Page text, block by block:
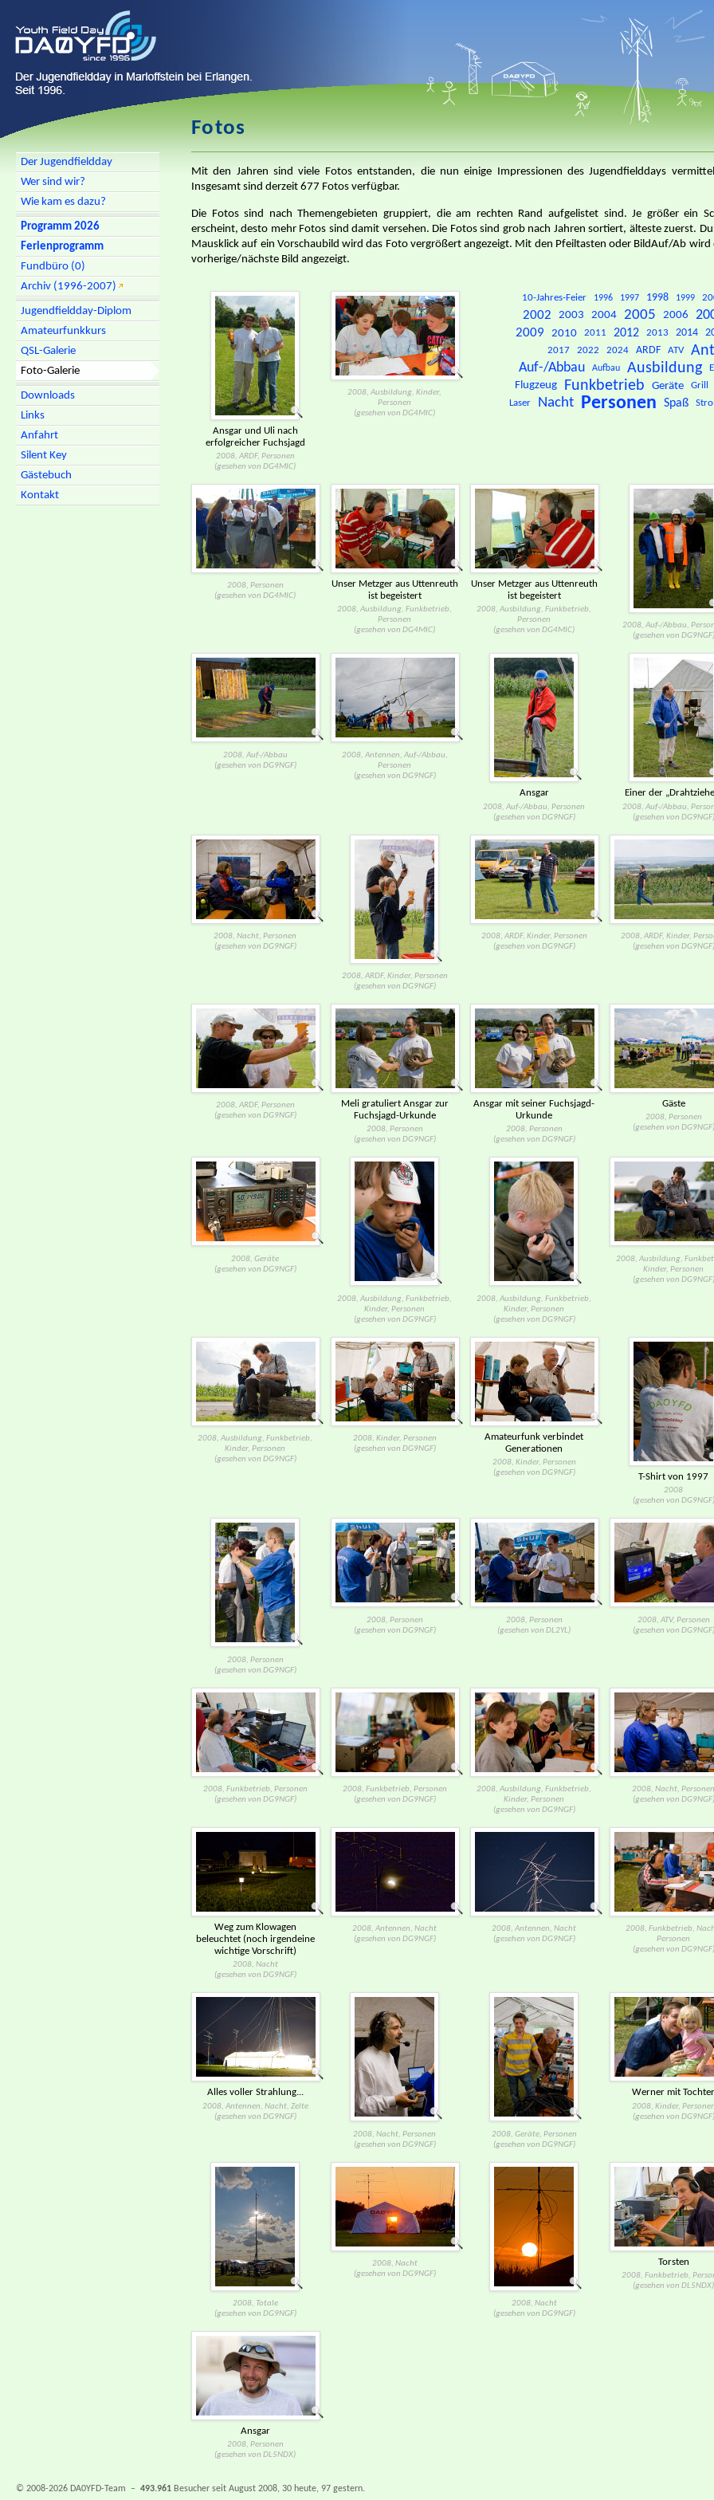
Der Jugendfieldday
Wer sind wir?
Wie kam es dazu?
Programm 2026
Ferienprogramm
Fundbüro (0)
Archiv (1996-2007)
Jugendfieldday-Diplom
Amateurfunkkurs
QSL-Galerie
Foto-Galerie
Downloads
Links
Anfahrt
Silent Key
Gästebuch
Kontakt
Fotos
Mit den Jahren sind viele Fotos entstanden, die nun einige Impressionen des Jugendfielddays
Insgesamt sind derzeit 677 Fotos verfügbar.
Die Fotos sind nach Themengebieten gruppiert, die am rechten Rand aufgelistet sind. Je größer ein
erscheint, desto mehr Fotos sind damit versehen. Die Fotos sind grob nach Jahren sortiert, älteste zuerst.
Mausklick auf ein Vorschaubild wird das Foto vergrößert angezeigt. Mit den Pfeiltasten oder BildAuf/Ab wird
vorherige/nächste Bild angezeigt.
10-Jahres-Feier 1996 1997 1998 1999
2002 2003 2004 2005 2006
2009 2010 2011 2012 2013 2014
2017 2022 2024 ARDF ATV
Auf-/Abbau Aufbau Ausbildung
Flugzeug Funkbetrieb Geräte Grill
Laser Nacht Personen Spaß
Ansgar und Uli nach
erfolgreicher Fuchsjagd
2008, ARDF, Personen
(gesehen von DG4MIC)
2008, Ausbildung, Kinder,
Personen
(gesehen von DG4MIC)
2008, Personen
(gesehen von DG4MIC)
Unser Metzger aus Uttenreuth
ist begeistert
2008, Ausbildung, Funkbetrieb,
Personen
(gesehen von DG4MIC)
Unser Metzger aus Uttenreuth
ist begeistert
2008, Ausbildung, Funkbetrieb,
Personen
(gesehen von DG4MIC)
2008, Auf-/​Abbau,
(gesehen von DG9NGF)
2008, Auf-/​Abbau
(gesehen von DG9NGF)
2008, Antennen, Auf-/​Abbau,
Personen
(gesehen von DG9NGF)
Ansgar
2008, Auf-/​Abbau, Personen
(gesehen von DG9NGF)
Einer der
2008, Auf-/​Abbau,
(gesehen von DG9NGF)
2008, Nacht, Personen
(gesehen von DG9NGF)
2008, ARDF, Kinder, Personen
(gesehen von DG9NGF)
2008, ARDF, Kinder, Personen
(gesehen von DG9NGF)
2008, ARDF, Kinder,
(gesehen von DG9NGF)
2008, ARDF, Personen
(gesehen von DG9NGF)
Meli gratuliert Ansgar zur
Fuchsjagd-​Urkunde
2008, Personen
(gesehen von DG9NGF)
Ansgar mit seiner Fuchsjagd-​
Urkunde
2008, Personen
(gesehen von DG9NGF)
Gäste
2008, Personen
(gesehen von DG9NGF)
2008, Geräte
(gesehen von DG9NGF)
2008, Ausbildung, Funkbetrieb,
Kinder, Personen
(gesehen von DG9NGF)
2008, Ausbildung, Funkbetrieb,
Kinder, Personen
(gesehen von DG9NGF)
2008, Ausbildung,
Kinder, Personen
(gesehen von DG9NGF)
2008, Ausbildung, Funkbetrieb,
Kinder, Personen
(gesehen von DG9NGF)
2008, Kinder, Personen
(gesehen von DG9NGF)
Amateurfunk verbindet
Generationen
2008, Kinder, Personen
(gesehen von DG9NGF)
T-​Shirt von 1997
2008
(gesehen von DG9NGF)
2008, Personen
(gesehen von DG9NGF)
2008, Personen
(gesehen von DG9NGF)
2008, Personen
(gesehen von DL2YL)
2008, ATV, Personen
(gesehen von DG9NGF)
2008, Funkbetrieb, Personen
(gesehen von DG9NGF)
2008, Funkbetrieb, Personen
(gesehen von DG9NGF)
2008, Ausbildung, Funkbetrieb,
Kinder, Personen
(gesehen von DG9NGF)
2008, Nacht, Personen
(gesehen von DG9NGF)
Weg zum Klowagen
beleuchtet (noch irgendeine
wichtige Vorschrift)
2008, Nacht
(gesehen von DG9NGF)
2008, Antennen, Nacht
(gesehen von DG9NGF)
2008, Antennen, Nacht
(gesehen von DG9NGF)
2008, Funkbetrieb,
Personen
(gesehen von DG9NGF)
Alles voller Strahlung...
2008, Antennen, Nacht, Zelte
(gesehen von DG9NGF)
2008, Nacht, Personen
(gesehen von DG9NGF)
2008, Geräte, Personen
(gesehen von DG9NGF)
Werner mit Tochter
2008, Kinder,
(gesehen von DG9NGF)
2008, Totale
(gesehen von DG9NGF)
2008, Nacht
(gesehen von DG9NGF)
2008, Nacht
(gesehen von DG9NGF)
Torsten
2008, Funkbetrieb,
(gesehen von DL5NDX)
Ansgar
2008, Personen
(gesehen von DL5NDX)
© 2008-2026 DA0YFD-Team – 493.961 Besucher seit August 2008, 30 heute, 97 gestern.